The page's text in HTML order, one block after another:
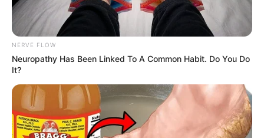
NERVE FLOW
Neuropathy Has Been Linked To A Common Habit. Do You Do
It?